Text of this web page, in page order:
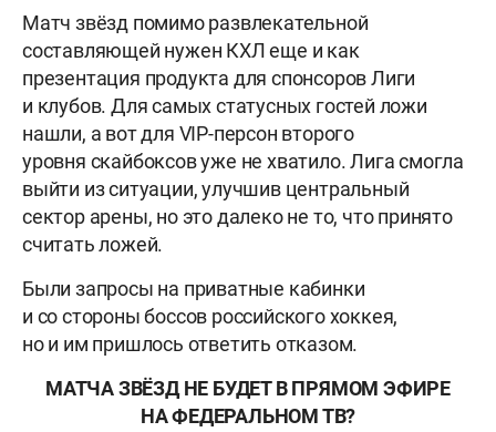
Матч звёзд помимо развлекательной
составляющей нужен КХЛ еще и как
презентация продукта для спонсоров Лиги
и клубов. Для самых статусных гостей ложи
нашли, а вот для VIP-персон второго
уровня скайбоксов уже не хватило. Лига смогла
выйти из ситуации, улучшив центральный
сектор арены, но это далеко не то, что принято
считать ложей.
Были запросы на приватные кабинки
и со стороны боссов российского хоккея,
но и им пришлось ответить отказом.
МАТЧА ЗВЁЗД НЕ БУДЕТ В ПРЯМОМ ЭФИРЕ
НА ФЕДЕРАЛЬНОМ ТВ?